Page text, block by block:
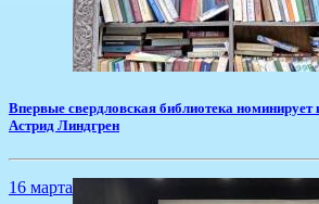
​Впервые свердловская библиотека
Астрид Линдгрен
16 марта